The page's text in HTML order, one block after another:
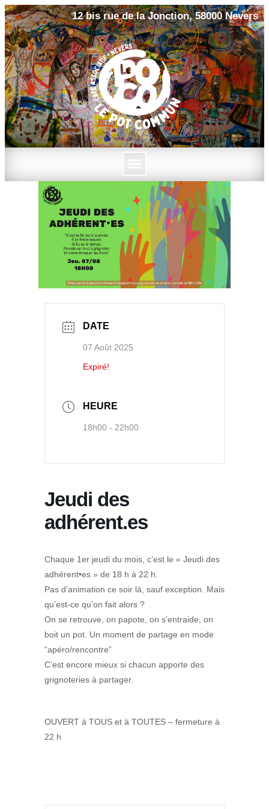
12 bis rue de la Jonction, 58000 Nevers
DATE
07 Août 2025
Expiré!
HEURE
18h00 - 22h00
Jeudi des
adhérent.es
Chaque 1er jeudi du mois, c’est le « Jeudi des
adhérent•es » de 18 h à 22 h.
Pas d’animation ce soir là, sauf exception. Mais
qu’est-ce qu’on fait alors ?
On se retrouve, on papote, on s’entraide, on
boit un pot. Un moment de partage en mode
“apéro/rencontre”
C’est encore mieux si chacun apporte des
grignoteries à partager.
OUVERT à TOUS et à TOUTES – fermeture à
22 h